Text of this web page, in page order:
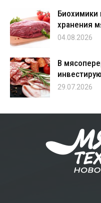
Биохимики
хранения
04.08.2026
В
29.07.2026